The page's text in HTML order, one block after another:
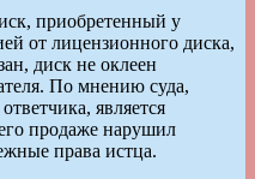
приобретенный у
от лицензионного диска,
диск не оклеен
По мнению суда,
является
продаже нарушил
права истца.